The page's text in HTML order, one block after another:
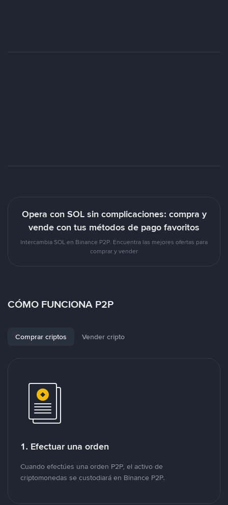
Opera con SOL sin complicaciones: compra y
vende con tus métodos de pago favoritos
Intercambia SOL en Binance P2P. Encuentra las mejores ofertas para
comprar y vender
CÓMO FUNCIONA P2P
Comprar criptos Vender cripto
1. Efectuar una orden
Cuando efectúes una orden P2P, el activo de
criptomonedas se custodiará en Binance P2P.